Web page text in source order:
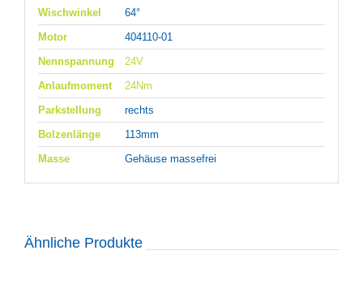
Wischwinkel
64°
Motor
404110-01
Nennspannung
24V
Anlaufmoment
24Nm
Parkstellung
rechts
Bolzenlänge
113mm
Masse
Gehäuse massefrei
Ähnliche Produkte